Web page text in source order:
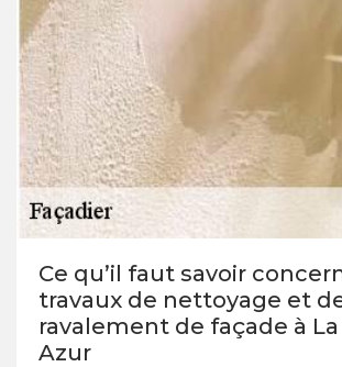
Ce qu’il faut savoir
travaux de nettoyage et
ravalement de façade à La
Azur